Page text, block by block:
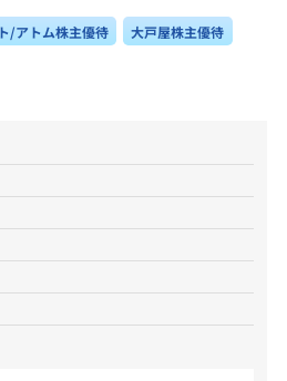
/アトム株主優待 大戸屋株主優待